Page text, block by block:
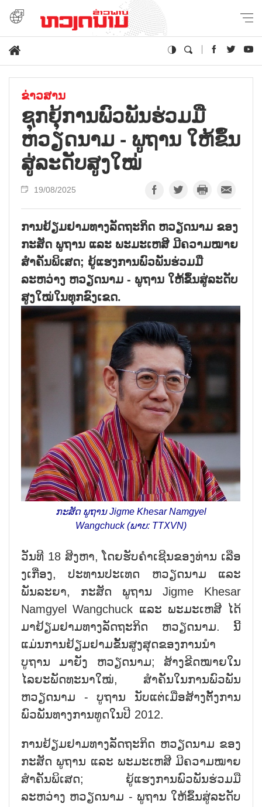
ຂ່າວສານ
ຊຸກຍຸ້ການພົວພັນຮ່ວມມື
ຫວຽດນາມ - ພູຖານ ໃຫ້ຂຶ້ນ
ສູ່ລະດັບສູງໃໝ່
19/08/2025
ການຢ້ຽມຢາມທາງລັດຖະກິດ ຫວຽດນາມ ຂອງ
ກະສັດ ພູຖານ ແລະ ພະມະເຫສີ ມີຄວາມໝາຍ
ສຳຄັນພິເສດ; ຍູ້ແຮງການພົວພັນຮ່ວມມື
ລະຫວ່າງ ຫວຽດນາມ - ພູຖານ ໃຫ້ຂຶ້ນສູ່ລະດັບ
ສູງໃໝ່ໃນທຸກຂົງເຂດ.
ກະສັດ ພູຖານ Jigme Khesar Namgyel
Wangchuck (ພາບ: TTXVN)
ວັນທີ 18 ສິງຫາ, ໂດຍຮັບຄຳເຊີນຂອງທ່ານ ເລືອ
ງເກື່ອງ, ປະທານປະເທດ ຫວຽດນາມ ແລະ
ພັນລະຍາ, ກະສັດ ພູຖານ Jigme Khesar
Namgyel Wangchuck ແລະ ພະມະເຫສີ ໄດ້
ມາຢ້ຽມຢາມທາງລັດຖະກິດ ຫວຽດນາມ. ນີ້
ແມ່ນການຢ້ຽມຢາມຂັ້ນສູງສຸດຂອງການນຳ
ບູຖານ ມາຍັງ ຫວຽດນາມ; ສ້າງຂີດໝາຍໃນ
ໄລຍະພັດທະນາໃໝ່, ສຳຄັນໃນການພົວພັນ
ຫວຽດນາມ - ບູຖານ ນັບແຕ່ເມື່ອສ້າງຕັ້ງການ
ພົວພັນທາງການທູດໃນປີ 2012.
ການຢ້ຽມຢາມທາງລັດຖະກິດ ຫວຽດນາມ ຂອງ
ກະສັດ ພູຖານ ແລະ ພະມະເຫສີ ມີຄວາມໝາຍ
ສຳຄັນພິເສດ; ຍູ້ແຮງການພົວພັນຮ່ວມມື
ລະຫວ່າງ ຫວຽດນາມ - ພູຖານ ໃຫ້ຂຶ້ນສູ່ລະດັບ